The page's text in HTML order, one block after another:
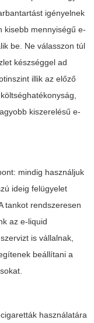
igényelnek
kisebb mennyiségű e-
be. Ne válasszon túl
készséggel ad
illik az előző
kiszerelésű e-
mindig használjuk
ideig felügyelet
tankot rendszeresen
az e-liquid
is vállalnak,
beállítani a
használatára